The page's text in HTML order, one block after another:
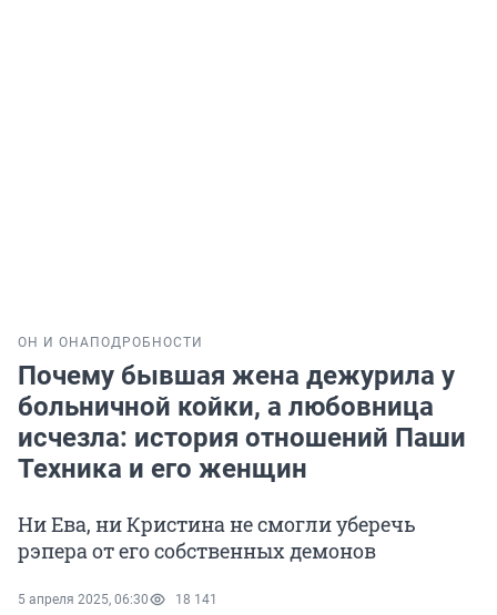
ОН И ОНА ПОДРОБНОСТИ
Почему бывшая жена дежурила у
больничной койки, а любовница
исчезла: история отношений Паши
Техника и его женщин
Ни Ева, ни Кристина не смогли уберечь
рэпера от его собственных демонов
5 апреля 2025, 06:30 18 141